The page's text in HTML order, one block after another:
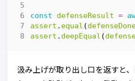
const defenseResult =
assert . equal (
assert . deepEqual (
汲み上げが取り出し口を返すと